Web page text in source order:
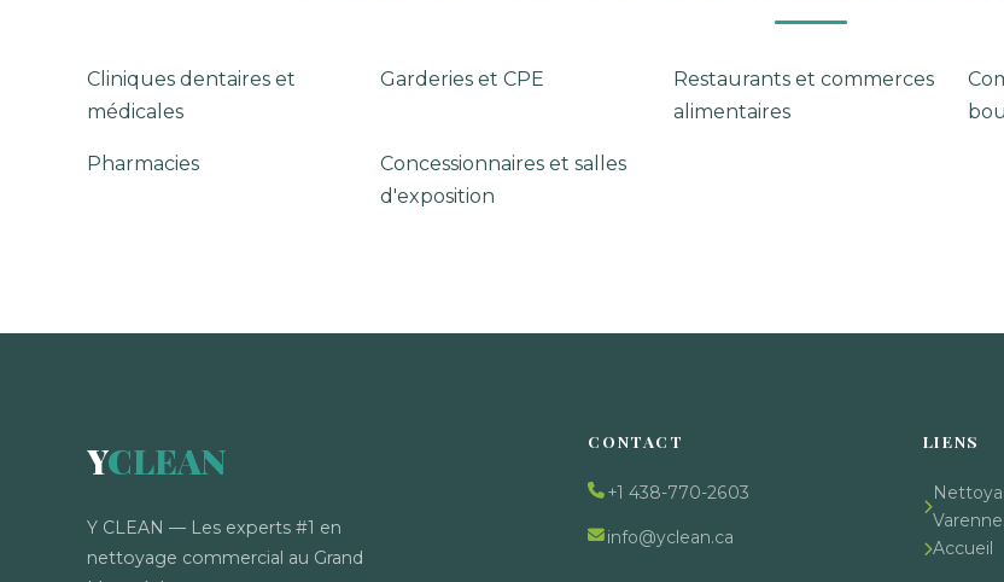
Cliniques dentaires et
médicales
Garderies et CPE
Restaurants et commerces
alimentaires
Pharmacies
Concessionnaires et salles
d'exposition
YCLEAN
Y CLEAN — Les experts #1 en
nettoyage commercial au Grand
CONTACT
+1 438-770-2603
info@yclean.ca
LIENS
Accueil